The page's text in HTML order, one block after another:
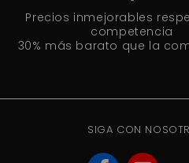
Precios inmejorables
competencia
30% más barato que la
SIGA CON